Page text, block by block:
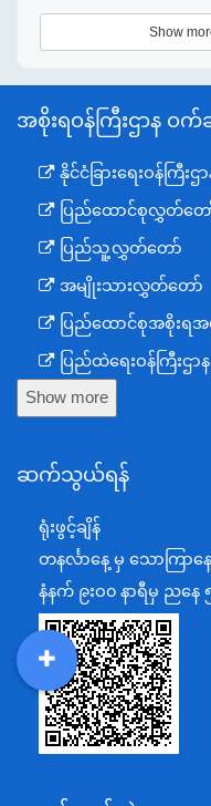
Show
အစိုးရဝန်ကြီးဌာန ဝက်
နိုင်ငံခြားရေးဝန်ကြီးဌ
ပြည်ထောင်စုလွှတ်တေ
ပြည်သူ့လွှတ်တော်
အမျိုးသားလွှတ်တော်
ပြည်ထောင်စုအစိုးရအ
ပြည်ထဲရေးဝန်ကြီးဌာန
ကာကွယ်ရေးဝန်ကြီးဌာန
စီမံကိန်း၊ဘဏ္ဍာရေးနှင့်
အပြည်ပြည်ဆိုင်ရာပူးပ
ပြန်ကြားရေးဝန်ကြီးဌ
သာသနာရေးနှင့် ယဉ်ကျ
စိုက်ပျိုးရေး၊မွေးမြူရ
ပို့ဆောင်ရေးနှင့်ဆက်သွ
သယံဇာတနှင့်ပတ်ဝန်းကျ
Show more
ဆက်သွယ်ရန်
ရုံးဖွင့်ချိန်
တနင်္လာနေ့ မှ သောကြာ
နံနက် ၉းဝ၀ နာရီမှ ညနေ